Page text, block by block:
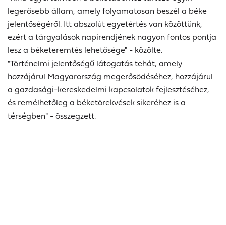
legerősebb állam, amely folyamatosan beszél a béke
jelentőségéről. Itt abszolút egyetértés van közöttünk,
ezért a tárgyalások napirendjének nagyon fontos pontja
lesz a béketeremtés lehetősége" - közölte.
"Történelmi jelentőségű látogatás tehát, amely
hozzájárul Magyarország megerősödéséhez, hozzájárul
a gazdasági-kereskedelmi kapcsolatok fejlesztéséhez,
és remélhetőleg a béketörekvések sikeréhez is a
térségben" - összegzett.